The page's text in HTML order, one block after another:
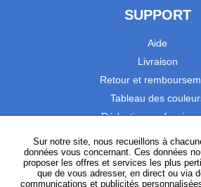
SUPPORT
Aide
Livraison
Retour et
Tableau des
Réduction
Catalogues
Satisfaction Clients
Sur notre site, nous recueillons à
données vous concernant. Ces données
proposer les offres et services les plus
que de vous adresser, en direct ou via
communications et publicités